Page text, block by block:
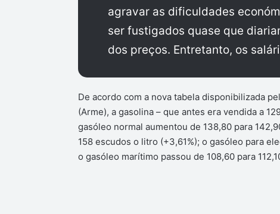
agravar as dificuldades
ser fustigados quase que
dos preços. Entretanto, os
De acordo com a nova tabela disponibilizada
(Arme), a gasolina – que antes era vendida a
gasóleo normal aumentou de 138,80 para
158 escudos o litro (+3,61%); o gasóleo para
o gasóleo marítimo passou de 108,60 para